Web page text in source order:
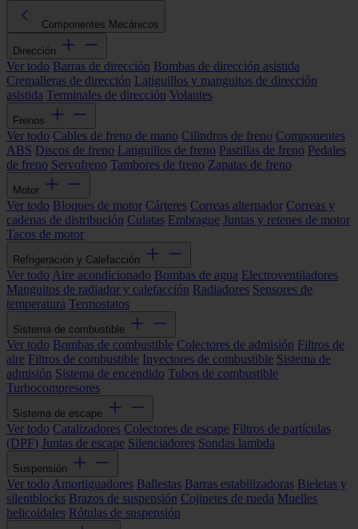
Componentes Mecánicos
Dirección
Ver todo Barras de dirección Bombas de dirección asistida
Cremalleras de dirección Latiguillos y manguitos de dirección
asistida Terminales de dirección Volantes
Frenos
Ver todo Cables de freno de mano Cilindros de freno Componentes
ABS Discos de freno Latiguillos de freno Pastillas de freno Pedales
de freno Servofreno Tambores de freno Zapatas de freno
Motor
Ver todo Bloques de motor Cárteres Correas alternador Correas y
cadenas de distribución Culatas Embrague Juntas y retenes de motor
Tacos de motor
Refrigeración y Calefacción
Ver todo Aire acondicionado Bombas de agua Electroventiladores
Manguitos de radiador y calefacción Radiadores Sensores de
temperatura Termostatos
Sistema de combustible
Ver todo Bombas de combustible Colectores de admisión Filtros de
aire Filtros de combustible Inyectores de combustible Sistema de
admisión Sistema de encendido Tubos de combustible
Turbocompresores
Sistema de escape
Ver todo Catalizadores Colectores de escape Filtros de partículas
(DPF) Juntas de escape Silenciadores Sondas lambda
Suspensión
Ver todo Amortiguadores Ballestas Barras estabilizadoras Bieletas y
silentblocks Brazos de suspensión Cojinetes de rueda Muelles
helicoidales Rótulas de suspensión